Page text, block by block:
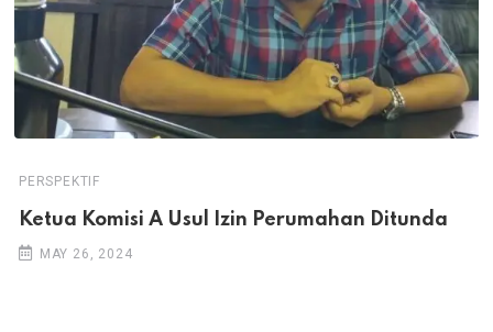
PERSPEKTIF
Ketua Komisi A Usul Izin Perumahan Ditunda
MAY 26, 2024